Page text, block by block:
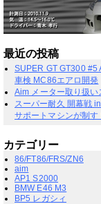
最近の投稿
SUPER GT GT300 #5
車検 MC86エアロ開発
Aim メーター取り扱い
スーパー耐久 開幕戦
サポートマシンが制す
カテゴリー
86/FT86/FRS/ZN6
aim
AP1 S2000
BMW E46 M3
BP5 レガシィ